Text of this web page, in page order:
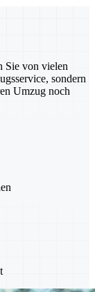
Sie von vielen
sondern
Umzug noch